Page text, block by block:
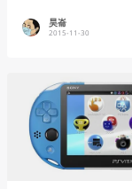
昊崙
2015-11-30